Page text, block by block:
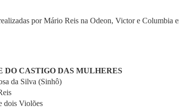
por Mário Reis na Odeon, Victor e Columbia
DO CASTIGO DAS MULHERES
da Silva (Sinhô)
dois Violões